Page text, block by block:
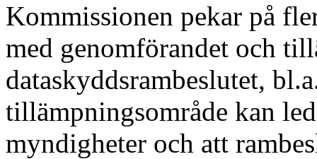
Kommissionen pekar på
med genomförandet och
dataskyddsrambeslutet,
tillämpningsområde kan
myndigheter och att